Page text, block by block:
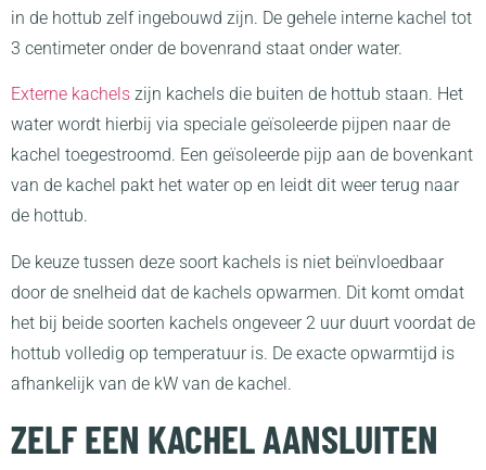
in de hottub zelf ingebouwd zijn. De gehele interne kachel tot
3 centimeter onder de bovenrand staat onder water.
Externe kachels zijn kachels die buiten de hottub staan. Het
water wordt hierbij via speciale geïsoleerde pijpen naar de
kachel toegestroomd. Een geïsoleerde pijp aan de bovenkant
van de kachel pakt het water op en leidt dit weer terug naar
de hottub.
De keuze tussen deze soort kachels is niet beïnvloedbaar
door de snelheid dat de kachels opwarmen. Dit komt omdat
het bij beide soorten kachels ongeveer 2 uur duurt voordat de
hottub volledig op temperatuur is. De exacte opwarmtijd is
afhankelijk van de kW van de kachel.
ZELF EEN KACHEL AANSLUITEN